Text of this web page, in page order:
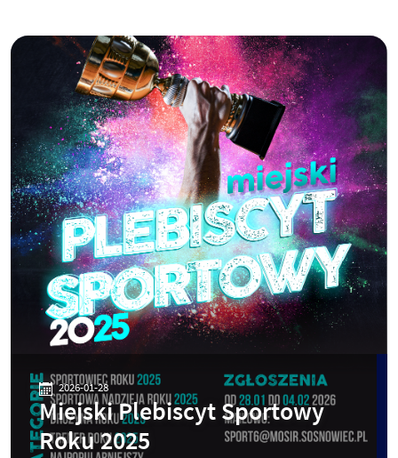
2026-01-28
Miejski Plebiscyt Sportowy
Roku 2025